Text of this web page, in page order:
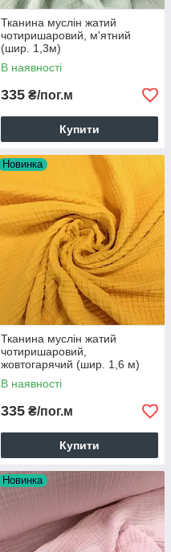
Тканина муслін жатий
чотиришаровий, м'ятний
(шир. 1,3м)
В наявності
335 ₴/пог.м
Купити
Новинка
Тканина муслін жатий
чотиришаровий,
жовтогарячий (шир. 1,6 м)
(MS-JAT-4-0017)
В наявності
335 ₴/пог.м
Купити
Новинка